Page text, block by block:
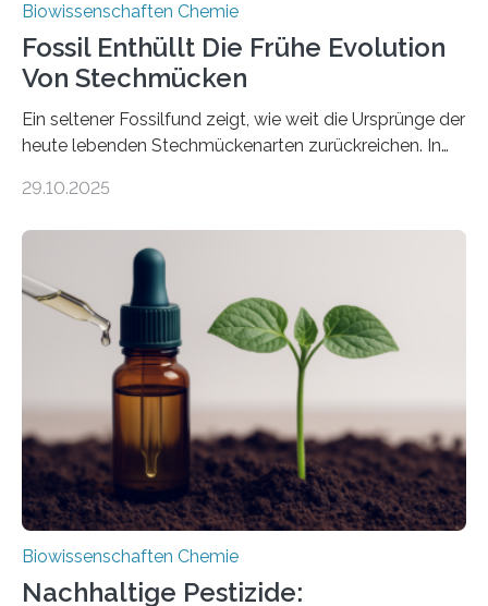
Biowissenschaften Chemie
Fossil Enthüllt Die Frühe Evolution
Von Stechmücken
Ein seltener Fossilfund zeigt, wie weit die Ursprünge der
heute lebenden Stechmückenarten zurückreichen. In
Forschende die bisher älteste bekannte Stechmücken-
Region Kachin in Myanmar und hat sich in
ausgezeichnetem Zustand erhalten. Es konnte als neue
Art einer neuen Gattung beschrieben werden und trägt
nun den Namen Cretosabethes primaevus. Dieser erste
fossile Nachweis einer Stechmückenlarve in Bernstein
stellt gleichzeitig den ersten Fossilfund einer
Mückenlarve aus dem Mesozoikum dar, denn…
29.10.2025
Biowissenschaften Chemie
Nachhaltige Pestizide: